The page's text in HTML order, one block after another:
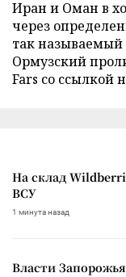
Иран и Оман в
через
так
Ормузский
Fars со ссылкой
На склад
ВСУ
1 минута назад
Власти